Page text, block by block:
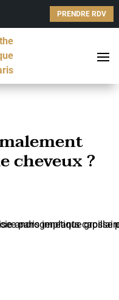
PRENDRE RDV
cheveux ?